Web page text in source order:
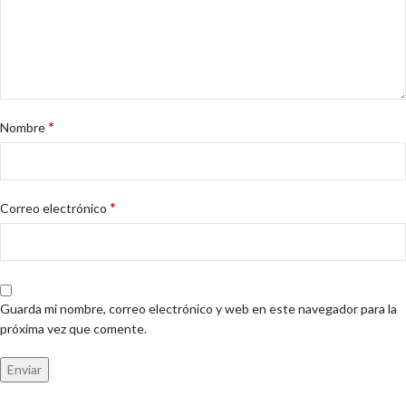
Nombre*
Correo electrónico *
Guarda mi nombre, correo electrónico y web en este navegador para la
próxima vez que comente.